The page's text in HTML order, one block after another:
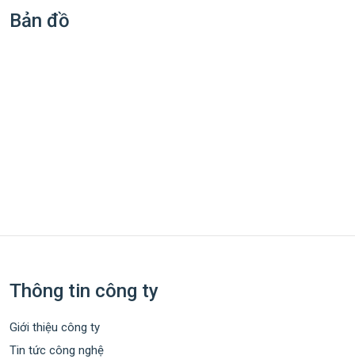
Bản đồ
Thông tin công ty
Giới thiệu công ty
Tin tức công nghệ